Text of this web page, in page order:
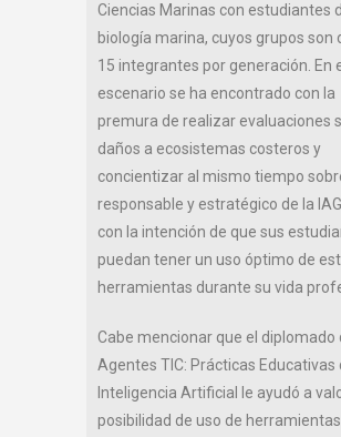
Ciencias Marinas con estudiantes
biología marina, cuyos grupos son
15 integrantes por generación. En
escenario se ha encontrado con la
premura de realizar evaluaciones
daños a ecosistemas costeros y
concientizar al mismo tiempo
responsable y estratégico de la
con la intención de que sus
puedan tener un uso óptimo de
herramientas durante su vida
Cabe mencionar que el diplomado
Agentes TIC: Prácticas Educativas
Inteligencia Artificial le ayudó a
posibilidad de uso de herramientas